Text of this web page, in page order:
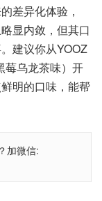
差异化体验，
显内敛，但其口
建议你从YOOZ
莓乌龙茶味）开
明的口味，能帮
加微信: